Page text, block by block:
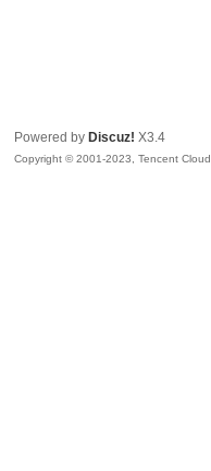
Powered by Discuz! X3.4
Copyright © 2001-2023, Tencent Cloud.